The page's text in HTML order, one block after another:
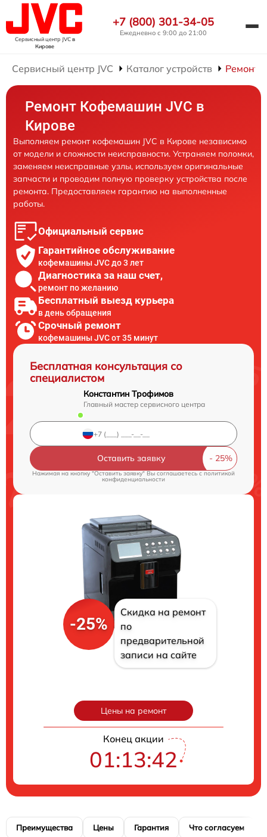
Сервисный центр JVCв
Кирове
+7 (800) 301-34-05
Ежедневно с 9:00 до 21:00
Сервисный центр JVC Каталог устройств Ремонт
Ремонт Кофемашин JVC в
Кирове
Выполняем ремонт кофемашин JVC в Кирове независимо
от модели и сложности неисправности. Устраняем поломки,
заменяем неисправные узлы, используем оригинальные
запчасти и проводим полную проверку устройства после
ремонта. Предоставляем гарантию на выполненные
работы.
Официальный сервис
Гарантийное обслуживание
кофемашины JVC до 3 лет
Диагностика за наш счет,
ремонт по желанию
Бесплатный выезд курьера
в день обращения
Срочный ремонт
кофемашины JVC от 35 минут
Бесплатная консультация со
специалистом
Константин Трофимов
Главный мастер сервисного центра
Оставить заявку
Нажимая на кнопку "Оставить заявку" Вы соглашаетесь cполитикой
конфиденциальности
-25%
Скидка на ремонт
по
предварительной
записи на сайте
Цены на ремонт
Конец акции
01:13:41
Преимущества Цены Гарантия Что согласуем